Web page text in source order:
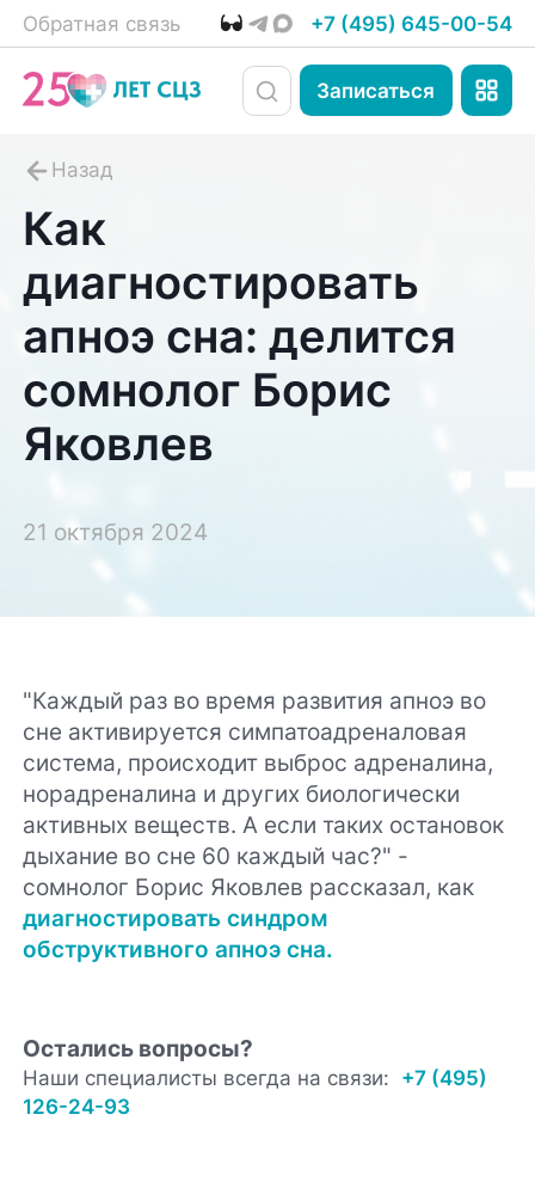
Обратная связь +7 (495) 645-00-54
Записаться
Как
диагностировать
апноэ сна: делится
сомнолог Борис
Яковлев
21 октября 2024
"Каждый раз во время развития апноэ во
сне активируется симпатоадреналовая
система, происходит выброс адреналина,
норадреналина и других биологически
активных веществ. А если таких остановок
дыхание во сне 60 каждый час?" -
сомнолог Борис Яковлев рассказал, как
диагностировать синдром
обструктивного апноэ сна.
Остались вопросы?
Наши специалисты всегда на связи: +7 (495)
126-24-93